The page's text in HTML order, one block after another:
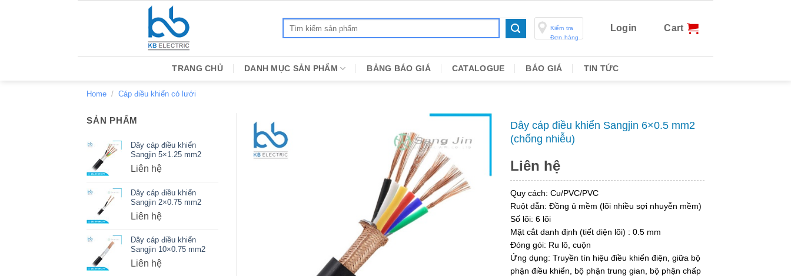
Kiểm tra
Đơn hàng
Login Cart
TRANG CHỦ DANH MỤC SẢN PHẨM BẢNG BÁO GIÁ CATALOGUE BÁO GIÁ TIN TỨC
Home / Cáp điều khiển có lưới
Dây cáp điều khiển Sangjin 6×0.5 mm2
(chống nhiễu)
Liên hệ
Quy cách: Cu/PVC/PVC
Ruột dẫn: Đồng ủ mềm (lõi nhiều sợi nhuyễn mềm)
Số lõi: 6 lõi
Mặt cắt danh định (tiết diện lõi) : 0.5 mm
Đóng gói: Ru lô, cuộn
Ứng dụng: Truyền tín hiệu điều khiển điện, giữa bộ
phận điều khiển, bộ phận trung gian, bộ phận chấp
SẢN PHẨM
Dây cáp điều khiển
Sangjin 5×1.25 mm2
Liên hệ
Dây cáp điều khiển
Sangjin 2×0.75 mm2
Liên hệ
Dây cáp điều khiển
Sangjin 10×0.75 mm2
Liên hệ